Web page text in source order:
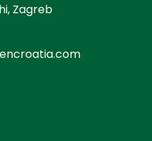
Zagreb